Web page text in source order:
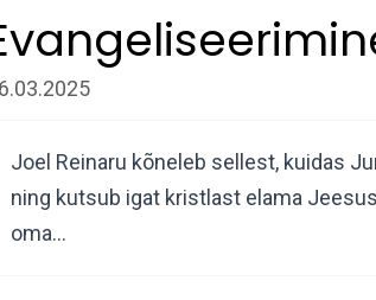
Joel Reinaru kõneleb sellest, kuidas
ning kutsub igat kristlast elama
oma…